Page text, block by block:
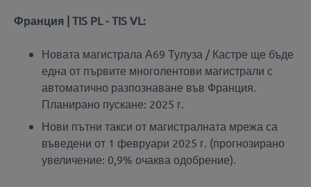
Франция | TIS PL - TIS VL:
Новата магистрала А69 Тулуза / Кастре ще бъде
една от първите многолентови магистрали с
автоматично разпознаване във Франция.
Планирано пускане: 2025 г.
Нови пътни такси от магистралната мрежа са
въведени от 1 февруари 2025 г. (прогнозирано
увеличение: 0,9% очаква одобрение).